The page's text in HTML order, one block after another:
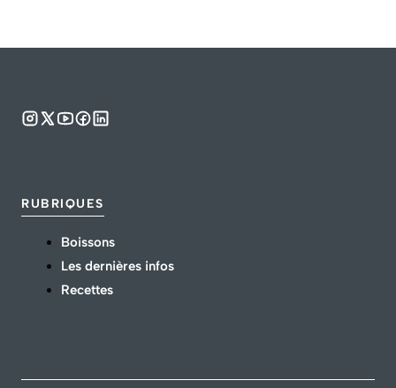
RUBRIQUES
Boissons
Les dernières infos
Recettes